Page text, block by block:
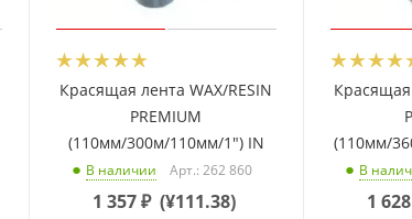
Красящая лента WAX/RESIN
PREMIUM
(110мм/300м/110мм/1") IN
В наличии Арт.: 262 860
1 357₽ (¥111.38)
Красящая
(110мм/
В
1 628